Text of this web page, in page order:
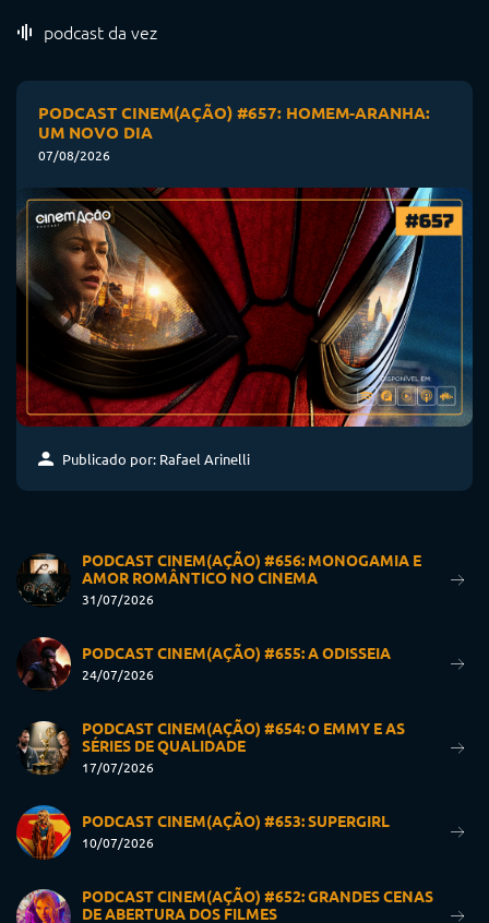
podcast da vez
PODCAST CINEM(AÇÃO) #657: HOMEM-ARANHA:
UM NOVO DIA
07/08/2026
Publicado por: Rafael Arinelli
PODCAST CINEM(AÇÃO) #656: MONOGAMIA E
AMOR ROMÂNTICO NO CINEMA
31/07/2026
PODCAST CINEM(AÇÃO) #655: A ODISSEIA
24/07/2026
PODCAST CINEM(AÇÃO) #654: O EMMY E AS
SÉRIES DE QUALIDADE
17/07/2026
PODCAST CINEM(AÇÃO) #653: SUPERGIRL
10/07/2026
PODCAST CINEM(AÇÃO) #652: GRANDES CENAS
DE ABERTURA DOS FILMES